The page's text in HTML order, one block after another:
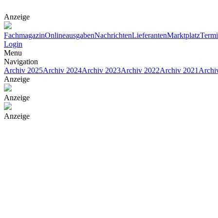
Anzeige
FachmagazinOnlineausgabenNachrichtenLieferantenMarktplatz
Login
Menu
Navigation
Archiv 2025Archiv 2024Archiv 2023Archiv 2022Archiv 2021
Anzeige
Anzeige
Anzeige